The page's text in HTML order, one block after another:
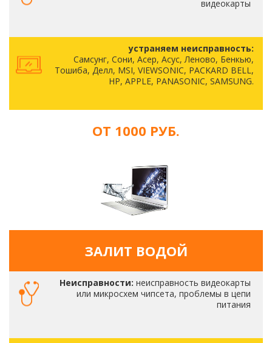
видеокарты
устраняем неисправность:
Самсунг, Сони, Асер, Асус, Леново, Бенкью,
Тошиба, Делл, MSI, VIEWSONIC, PACKARD BELL,
HP, APPLE, PANASONIC, SAMSUNG.
ОТ 1000 РУБ.
ЗАЛИТ ВОДОЙ
Неисправности: неисправность видеокарты
или микросхем чипсета, проблемы в цепи
питания